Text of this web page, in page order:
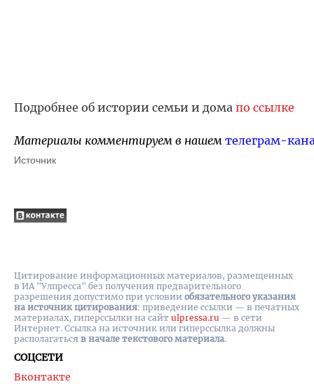
Подробнее об истории семьи и дома по ссылке
Материалы комментируем в нашем телеграм-
Источник
СОЦСЕТИ
Вконтакте
Цитирование информационных материалов, размещенных
в ИА "Улпресса" без получения предварительного
разрешения допустимо при условии обязательного указания
на источник цитирования: приведение ссылки — в печатных
материалах, гиперссылки на cайт ulpressa.ru — в сети
Интернет. Ссылка на источник или гиперссылка должны
располагаться в начале текстового материала.